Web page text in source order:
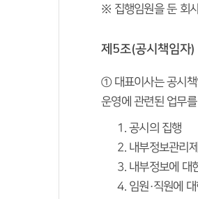
※ 집행임원을 둔 회사
제5조(공시책임자)
① 대표이사는 공시책
운영에 관련된 업무
공시의 집행
내부정보관리
내부정보에 대
임원·직원에